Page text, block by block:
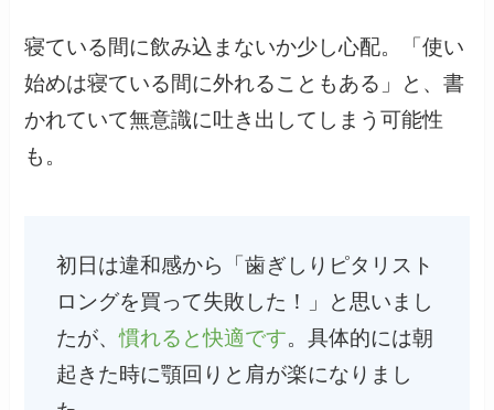
寝ている間に飲み込まないか少し心配。「使い
始めは寝ている間に外れることもある」と、書
かれていて無意識に吐き出してしまう可能性
も。
初日は違和感から「歯ぎしりピタリスト
ロングを買って失敗した！」と思いまし
たが、慣れると快適です。具体的には朝
起きた時に顎回りと肩が楽になりまし